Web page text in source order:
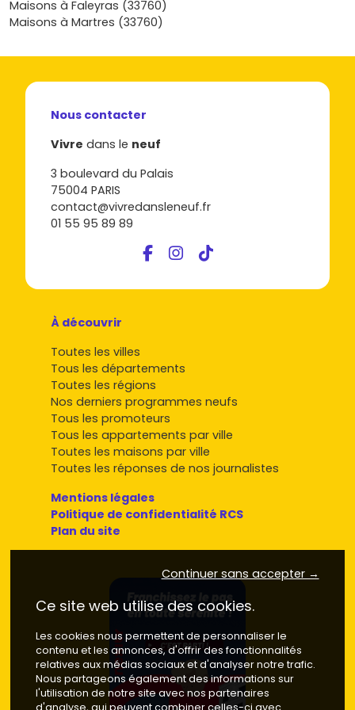
plus futé et à réserver au bon moment pour que ton
projet prenne racine ici, en toute confiance.
Maisons à Faleyras (33760)
Maisons à Martres (33760)
Nous contacter
Vivre dans le neuf
3 boulevard du Palais
75004 PARIS
contact@vivredansleneuf.fr
01 55 95 89 89
À découvrir
Toutes les villes
Tous les départements
Toutes les régions
Nos derniers programmes neufs
Tous les promoteurs
Tous les appartements par ville
Toutes les maisons par ville
Toutes les réponses de nos journalistes
Mentions légales
Politique de confidentialité RCS
Plan du site
Continuer sans accepter →
Ce site web utilise des cookies.
Les cookies nous permettent de personnaliser le
contenu et les annonces, d'offrir des fonctionnalités
relatives aux médias sociaux et d'analyser notre trafic.
Nous partageons également des informations sur
l'utilisation de notre site avec nos partenaires
d'analyse, qui peuvent combiner celles-ci avec